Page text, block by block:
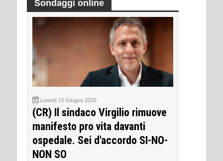
Sondaggi online
Lunedì 15 Giugno 2026
(CR) Il sindaco Virgilio rimuove
manifesto pro vita davanti
ospedale. Sei d'accordo SI-NO-
NON SO